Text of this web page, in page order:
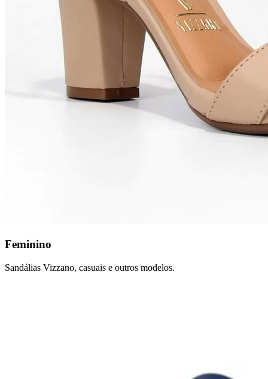
Feminino
Sandálias Vizzano, casuais e outros modelos.